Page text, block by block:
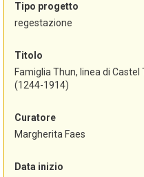
Tipo progetto
regestazione
Titolo
Famiglia Thun, linea di
(1244-1914)
Curatore
Margherita Faes
Data inizio